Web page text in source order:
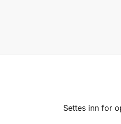
Settes inn for